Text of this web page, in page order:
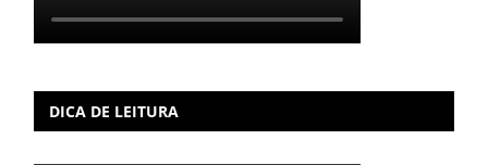
DICA DE LEITURA